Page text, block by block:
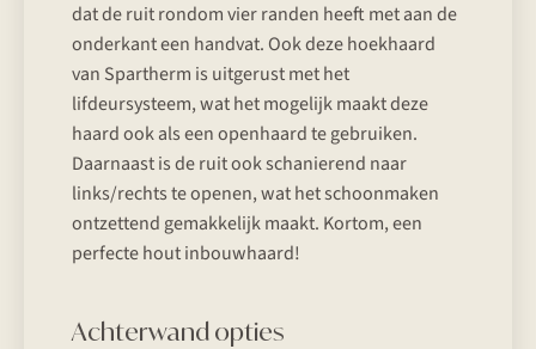
dat de ruit rondom vier randen heeft met aan de
onderkant een handvat. Ook deze hoekhaard
van Spartherm is uitgerust met het
lifdeursysteem, wat het mogelijk maakt deze
haard ook als een openhaard te gebruiken.
Daarnaast is de ruit ook schanierend naar
links/rechts te openen, wat het schoonmaken
ontzettend gemakkelijk maakt. Kortom, een
perfecte hout inbouwhaard!
Achterwand opties